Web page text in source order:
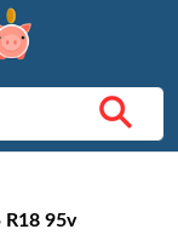
95v